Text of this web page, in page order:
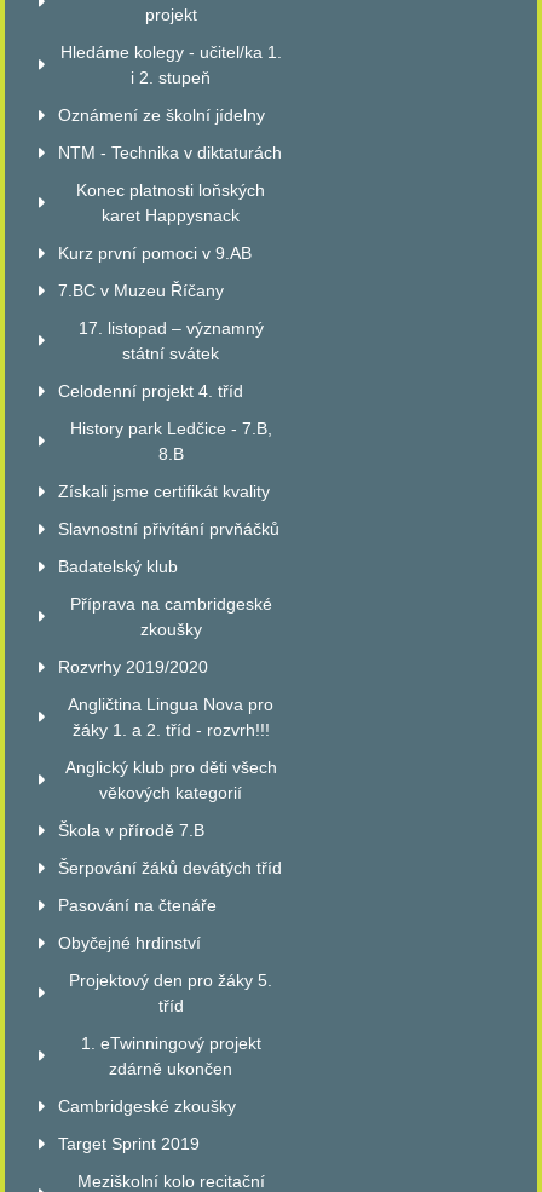
projekt
Hledáme kolegy - učitel/ka 1.
i 2. stupeň
Oznámení ze školní jídelny
NTM - Technika v diktaturách
Konec platnosti loňských
karet Happysnack
Kurz první pomoci v 9.AB
7.BC v Muzeu Říčany
17. listopad – významný
státní svátek
Celodenní projekt 4. tříd
History park Ledčice - 7.B,
8.B
Získali jsme certifikát kvality
Slavnostní přivítání prvňáčků
Badatelský klub
Příprava na cambridgeské
zkoušky
Rozvrhy 2019/2020
Angličtina Lingua Nova pro
žáky 1. a 2. tříd - rozvrh!!!
Anglický klub pro děti všech
věkových kategorií
Škola v přírodě 7.B
Šerpování žáků devátých tříd
Pasování na čtenáře
Obyčejné hrdinství
Projektový den pro žáky 5.
tříd
1. eTwinningový projekt
zdárně ukončen
Cambridgeské zkoušky
Target Sprint 2019
Meziškolní kolo recitační